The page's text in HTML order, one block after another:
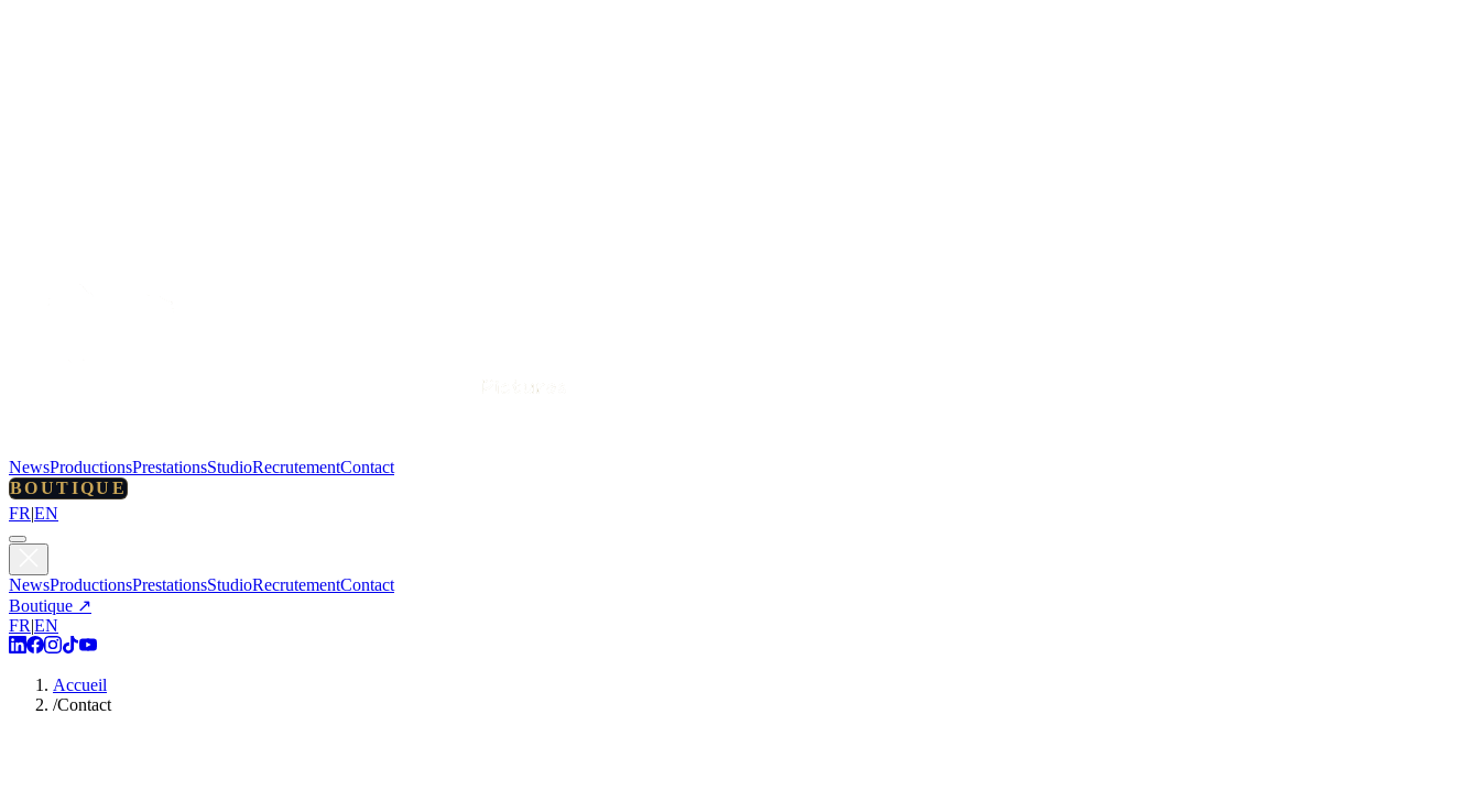
NewsProductionsPrestationsStudioRecrutementContact
BOUTIQUE
FR|EN
NewsProductionsPrestationsStudioRecrutementContact
Boutique ↗
FR|EN
Accueil
/Contact